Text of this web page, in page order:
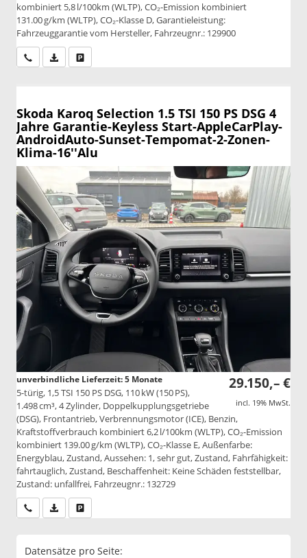
kombiniert 5,8 l/100km (WLTP), CO₂-Emission kombiniert
131.00 g/km (WLTP), CO₂-Klasse D, Garantieleistung:
Fahrzeuggarantie vom Hersteller, Fahrzeugnr.: 129900
Wir rufen Sie anPDF-Datei, Fahrzeugexposé drucken
Skoda Karoq Selection 1.5 TSI 150 PS DSG 4
Jahre Garantie-Keyless Start-AppleCarPlay-
AndroidAuto-Sunset-Tempomat-2-Zonen-
Klima-16''Alu
29.150,– €
incl. 19% MwSt.
unverbindliche Lieferzeit:5 Monate
5-türig, 1,5 TSI 150 PS DSG, 110 kW (150 PS),
1.498 cm³, 4 Zylinder, Doppelkupplungsgetriebe
(DSG), Frontantrieb, Verbrennungsmotor (ICE), Benzin,
Kraftstoffverbrauch kombiniert 6,2 l/100km (WLTP), CO₂-Emission
kombiniert 139.00 g/km (WLTP), CO₂-Klasse E, Außenfarbe:
Energyblau, Zustand, Aussehen: 1, sehr gut, Zustand, Fahrfähigkeit:
fahrtauglich, Zustand, Beschaffenheit: Keine Schäden feststellbar,
Zustand: unfallfrei, Fahrzeugnr.: 132729
Wir rufen Sie anPDF-Datei, Fahrzeugexposé drucken
Datensätze pro Seite: